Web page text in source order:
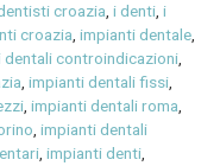
croazia ,i denti ,i
croazia ,impianti dentale
dentali controindicazioni
,impianti dentali fissi
,impianti dentali roma
,impianti dentali
,impianti denti